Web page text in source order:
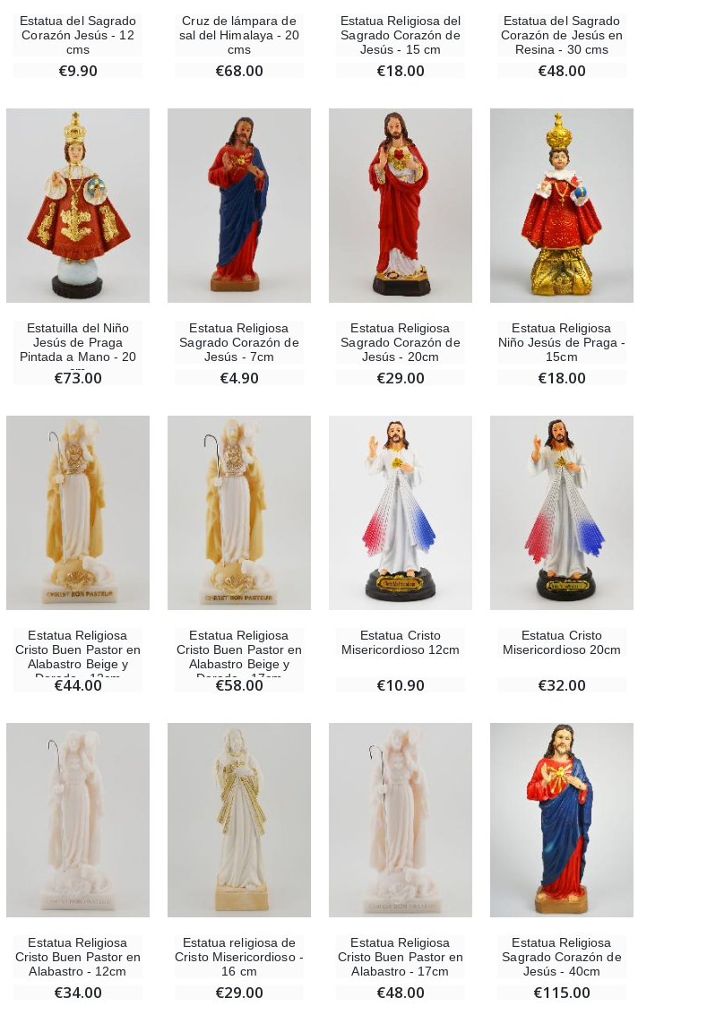
Estatua del Sagrado
Corazón Jesús - 12
cms
€9.90
Cruz de lámpara de
sal del Himalaya - 20
cms
€68.00
Estatua Religiosa del
Sagrado Corazón de
Jesús - 15 cm
€18.00
Estatua del Sagrado
Corazón de Jesús en
Resina - 30 cms
€48.00
Estatuilla del Niño
Jesús de Praga
Pintada a Mano - 20
cm
€73.00
Estatua Religiosa
Sagrado Corazón de
Jesús - 7cm
€4.90
Estatua Religiosa
Sagrado Corazón de
Jesús - 20cm
€29.00
Estatua Religiosa
Niño Jesús de Praga -
15cm
€18.00
Estatua Religiosa
Cristo Buen Pastor en
Alabastro Beige y
Dorado - 12cm
€44.00
Estatua Religiosa
Cristo Buen Pastor en
Alabastro Beige y
Dorado - 17cm
€58.00
Estatua Cristo
Misericordioso 12cm
€10.90
Estatua Cristo
Misericordioso 20cm
€32.00
Estatua Religiosa
Cristo Buen Pastor en
Alabastro - 12cm
€34.00
Estatua religiosa de
Cristo Misericordioso -
16 cm
€29.00
Estatua Religiosa
Cristo Buen Pastor en
Alabastro - 17cm
€48.00
Estatua Religiosa
Sagrado Corazón de
Jesús - 40cm
€115.00
€6.00 €59.90